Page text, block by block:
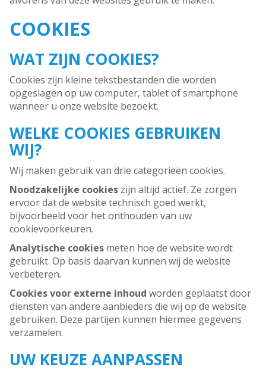
COOKIES
WAT ZIJN COOKIES?
Cookies zijn kleine tekstbestanden die worden
opgeslagen op uw computer, tablet of smartphone
wanneer u onze website bezoekt.
WELKE COOKIES GEBRUIKEN
WIJ?
Wij maken gebruik van drie categorieën cookies.
Noodzakelijke cookies zijn altijd actief. Ze zorgen
ervoor dat de website technisch goed werkt,
bijvoorbeeld voor het onthouden van uw
cookievoorkeuren.
Analytische cookies meten hoe de website wordt
gebruikt. Op basis daarvan kunnen wij de website
verbeteren.
Cookies voor externe inhoud worden geplaatst door
diensten van andere aanbieders die wij op de website
gebruiken. Deze partijen kunnen hiermee gegevens
verzamelen.
UW KEUZE AANPASSEN